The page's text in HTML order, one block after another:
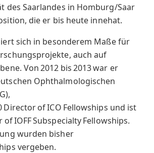
des Saarlandes in Homburg/Saar
die er bis heute innehat.
sich in besonderem Maße für
auch auf
Von 2012 bis 2013 war er
Ophthalmologischen
Director of ICO Fellowships und ist
IOFF Subspecialty Fellowships.
wurden bisher
vergeben.